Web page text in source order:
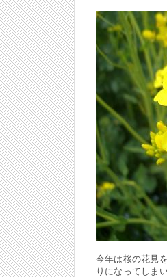
今年は桜の花見
りになってしま